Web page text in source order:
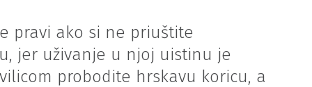
pravi ako si ne priuštite
jer uživanje u njoj uistinu je
probodite hrskavu koricu, a